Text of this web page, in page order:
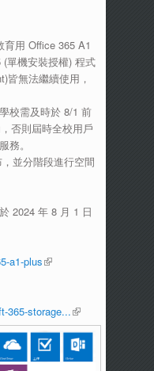
育用 Office 365 A1
單機安裝授權) 程式
皆無法繼續使用，
校需及時於 8/1 前
否則屆時全校用戶
務。
並分階段進行空間
2024 年 8 月 1 日
a1-plus(link is
365-storage...(link is
external)